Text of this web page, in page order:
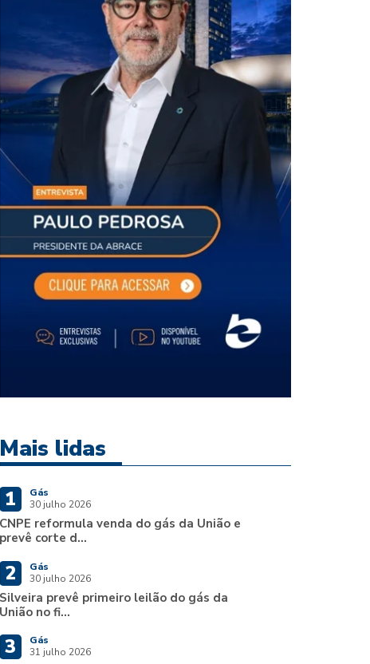
Mais lidas
1
Gás
30 julho 2026
CNPE reformula venda do gás da União e
prevê corte d...
2
Gás
30 julho 2026
Silveira prevê primeiro leilão do gás da
União no fi...
3
Gás
31 julho 2026